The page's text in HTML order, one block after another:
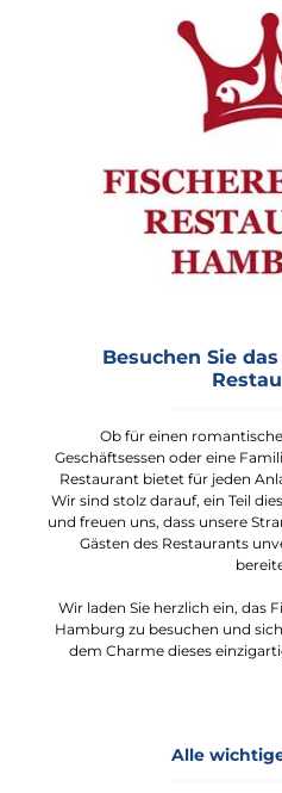
Besuchen Sie
Ob für einen
Geschäftsessen oder eine
Restaurant bietet für jeden
Wir sind stolz darauf, ein Teil
und freuen uns, dass unsere
Gästen des Restaurants
Wir laden Sie herzlich ein, das
Hamburg zu besuchen und
dem Charme dieses
Alle